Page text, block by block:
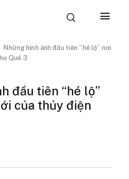
Những hình ảnh đầu tiên “hé lộ” nơi
Quế 3
của thủy điện